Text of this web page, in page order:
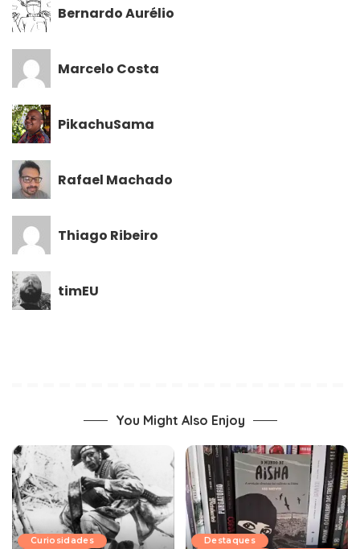
Bernardo Aurélio
Marcelo Costa
PikachuSama
Rafael Machado
Thiago Ribeiro
timEU
You Might Also Enjoy
Curiosidades
Destaques